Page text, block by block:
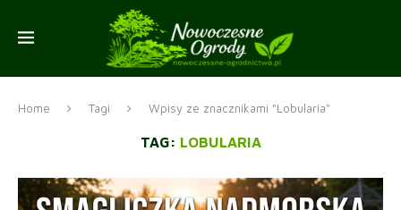
Home Tagi Wpisy ze znacznikami "Lobularia"
TAG: LOBULARIA